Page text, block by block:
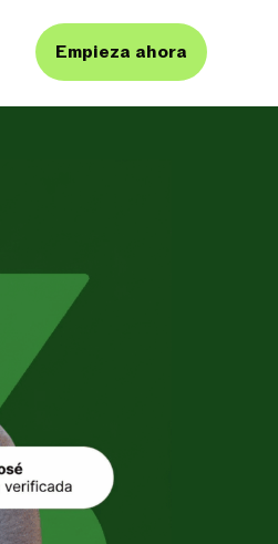
Empieza ahora